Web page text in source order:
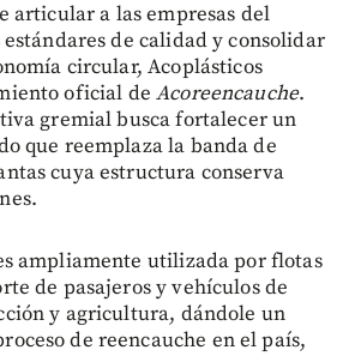
articular a las empresas del
estándares de calidad y consolidar
circular, Acoplásticos
oficial deAcoreencauche.
gremial busca fortalecer un
que reemplaza la banda de
cuya estructura conserva
ampliamente utilizada por flotas
de pasajeros y vehículos de
y agricultura, dándole un
de reencauche en el país,